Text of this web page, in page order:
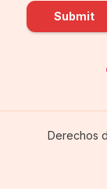
Submit
Derechos